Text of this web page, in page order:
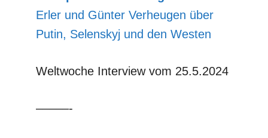
Erler und Günter Verheugen über
Putin, Selenskyj und den Westen
Weltwoche Interview vom 25.5.2024
–––––-